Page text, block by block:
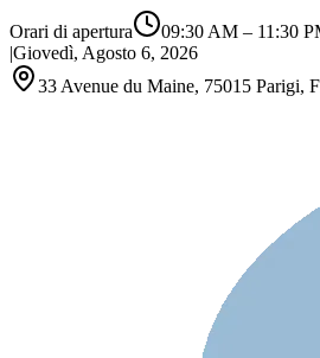
Orari di apertura 09:30 AM – 11:30
|Giovedì, Agosto 6, 2026
33 Avenue du Maine, 75015 Parigi,